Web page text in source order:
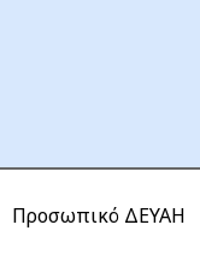
Προσωπικό ΔΕΥΑΗ